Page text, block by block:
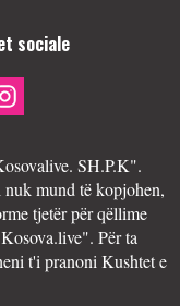
sociale
SH.P.K".
mund të kopjohen,
tjetër për qëllime
Për ta
t'i pranoni Kushtet e